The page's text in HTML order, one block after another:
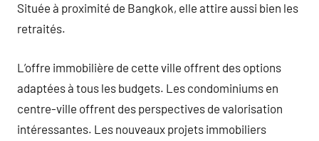
Située à proximité de Bangkok, elle attire aussi bien les
retraités.
L’offre immobilière de cette ville offrent des options
adaptées à tous les budgets. Les condominiums en
centre-ville offrent des perspectives de valorisation
intéressantes. Les nouveaux projets immobiliers